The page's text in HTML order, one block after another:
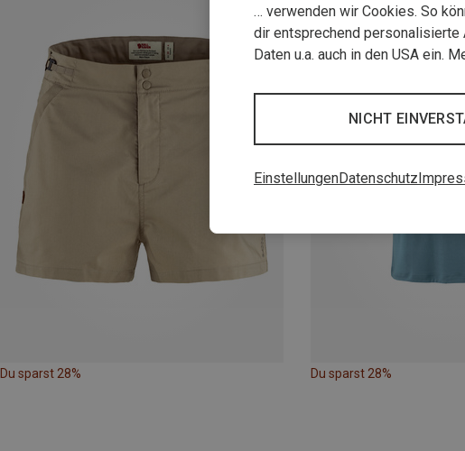
Du sparst 28% Du sparst 28%
… verwenden wir Cookies. So
dir entsprechend personalisierte
Daten u.a. auch in den USA ein.
NICHT
EinstellungenDatenschutz